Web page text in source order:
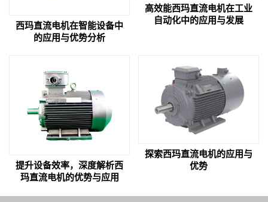
西玛直流电机在智能设备中
的应用与优势分析
高效能西玛直流电机在工业
自动化中的应用与发展
提升设备效率，深度解析西
玛直流电机的优势与应用
探索西玛直流电机的应用与
优势